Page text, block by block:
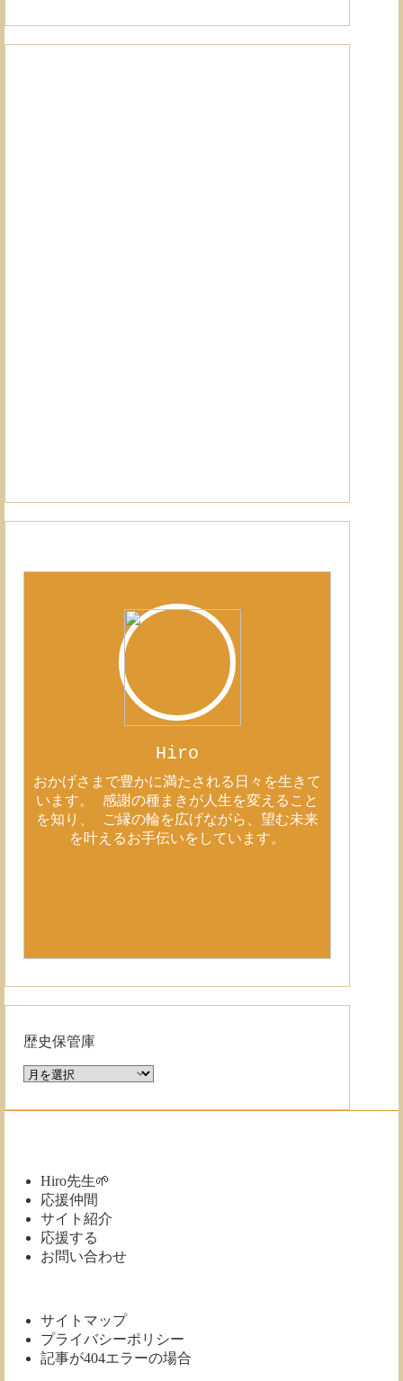
Hiro
おかげさまで豊かに満たされる日々を生きて
います。 感謝の種まきが人生を変えること
を知り、 ご縁の輪を広げながら、望む未来
を叶えるお手伝いをしています。
歴史保管庫
歴
保
Hiro先生🌱
応援仲間
サイト紹介
応援する
お問い合わせ
サイトマップ
プライバシーポリシー
記事が404エラーの場合